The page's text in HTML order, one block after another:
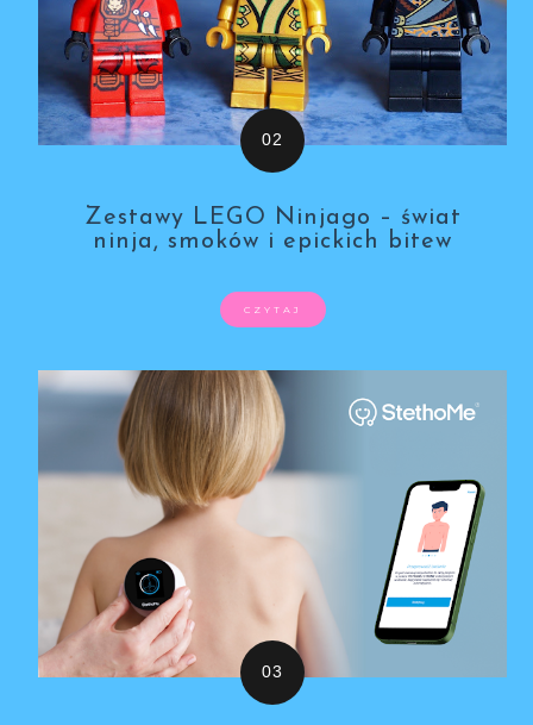
Zestawy LEGO Ninjago – świat
ninja, smoków i epickich bitew
CZYTAJ